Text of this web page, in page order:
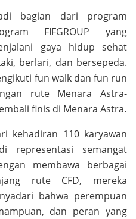
bagian dari program
FIFGROUP yang
gaya hidup sehat
berlari, dan bersepeda.
fun walk dan fun run
rute Menara Astra-
finis di Menara Astra.
kehadiran 110 karyawan
representasi semangat
membawa berbagai
rute CFD, mereka
bahwa perempuan
dan peran yang